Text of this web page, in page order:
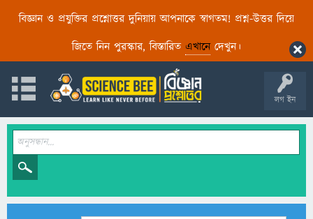
বিজ্ঞান ও প্রযুক্তির প্রশ্নোত্তর দুনিয়ায় আপনাকে স্বাগতম! প্রশ্ন-উত্তর দিয়ে
জিতে নিন পুরস্কার, বিস্তারিত এখানেদেখুন।
লগ ইন